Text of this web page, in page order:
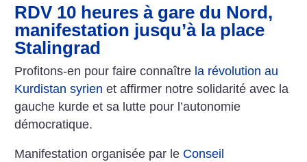
RDV 10 heures à gare du Nord,
manifestation jusqu’à la place
Stalingrad
Profitons-en pour faire connaître la révolution au
Kurdistan syrien et affirmer notre solidarité avec la
gauche kurde et sa lutte pour l’autonomie
démocratique.
Manifestation organisée par le Conseil